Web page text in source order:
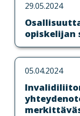
29.05.2024
opiskelijan
05.04.2024